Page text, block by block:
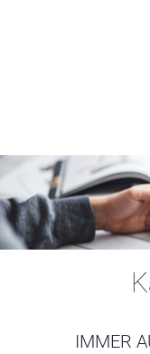
IMMER